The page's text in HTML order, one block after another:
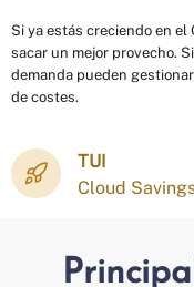
Si ya estás creciendo en
sacar un mejor provecho.
demanda pueden
de costes.
TUI
Cloud